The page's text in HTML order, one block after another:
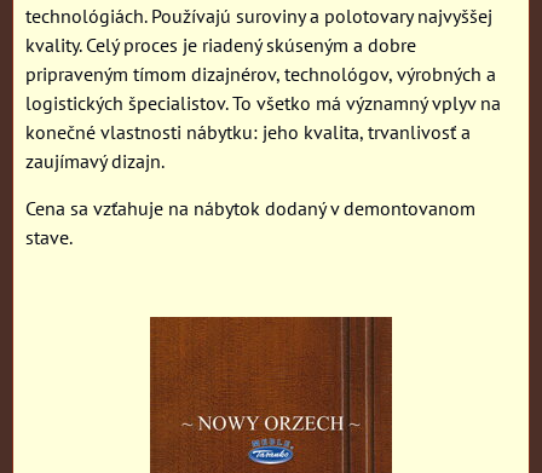
technológiách. Používajú suroviny a polotovary najvyššej
kvality. Celý proces je riadený skúseným a dobre
pripraveným tímom dizajnérov, technológov, výrobných a
logistických špecialistov. To všetko má významný vplyv na
konečné vlastnosti nábytku: jeho kvalita, trvanlivosť a
zaujímavý dizajn.
Cena sa vzťahuje na nábytok dodaný v demontovanom
stave.